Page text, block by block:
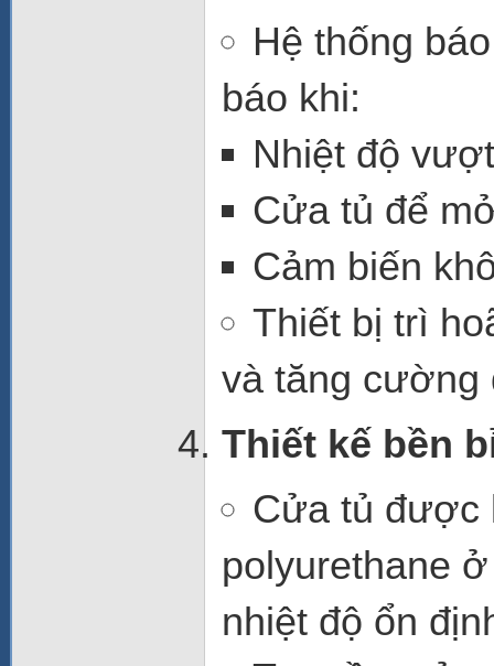
Hệ thống
báo khi:
Nhiệt độ
Cửa tủ để
Cảm biến
Thiết bị trì
và tăng cường
Thiết kế bền
Cửa tủ được
polyurethane
nhiệt độ ổn